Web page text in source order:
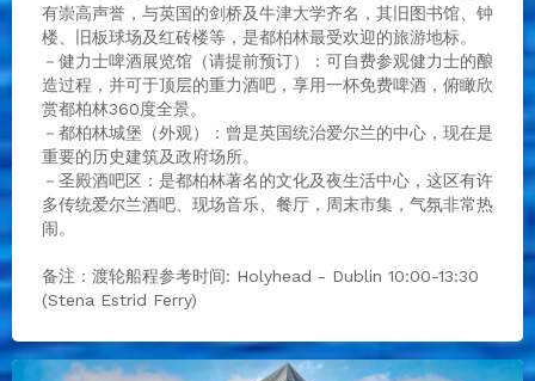
有崇高声誉，与英国的剑桥及牛津大学齐名，其旧图书馆、钟
楼、旧板球场及红砖楼等，是都柏林最受欢迎的旅游地标。
－健力士啤酒展览馆（请提前预订）：可自费参观健力士的酿
造过程，并可于顶层的重力酒吧，享用一杯免费啤酒，俯瞰欣
赏都柏林360度全景。
－都柏林城堡（外观）：曾是英国统治爱尔兰的中心，现在是
重要的历史建筑及政府场所。
－圣殿酒吧区：是都柏林著名的文化及夜生活中心，这区有许
多传统爱尔兰酒吧、现场音乐、餐厅，周末市集，气氛非常热
闹。
备注：渡轮船程参考时间: Holyhead - Dublin 10:00-13:30
(Stena Estrid Ferry)